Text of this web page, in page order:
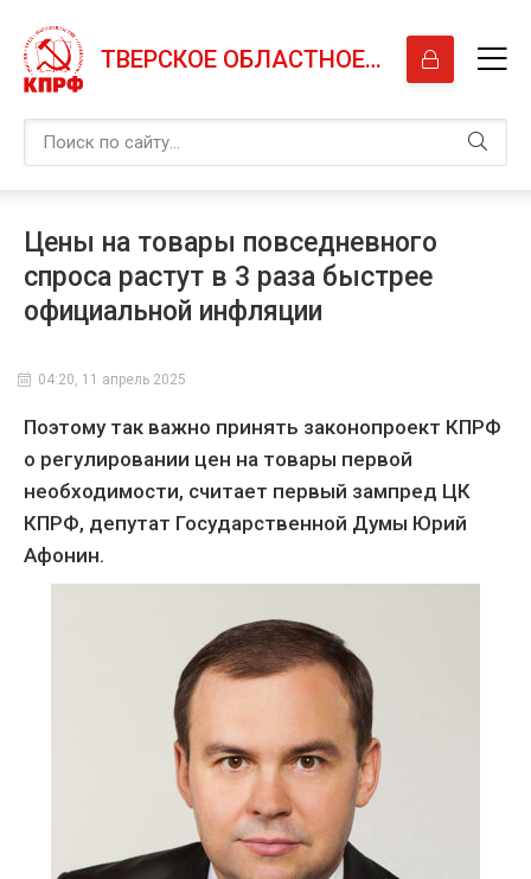
ТВЕРСКОЕ ОБЛАСТНОЕ ОТДЕЛЕНИЕ КПРФ
Цены на товары повседневного
спроса растут в 3 раза быстрее
официальной инфляции
04:20, 11 апрель 2025
Поэтому так важно принять законопроект КПРФ
о регулировании цен на товары первой
необходимости, считает первый зампред ЦК
КПРФ, депутат Государственной Думы Юрий
Афонин.